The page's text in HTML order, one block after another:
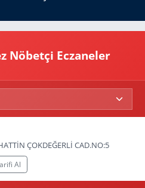
Nöbetçi Eczaneler
ÇOKDEĞERLİ CAD.NO:5
Al